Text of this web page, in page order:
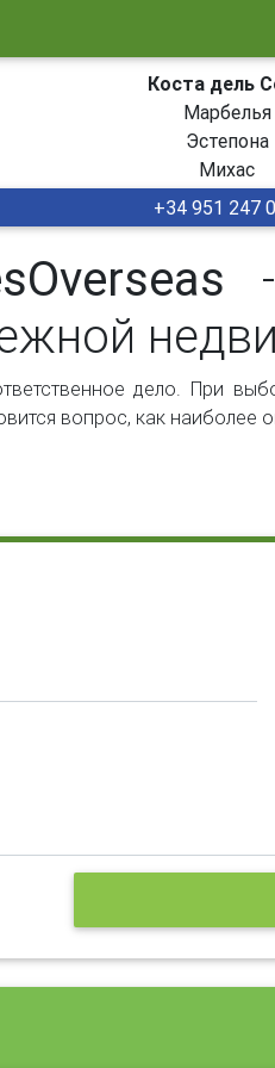
Коста дель
Марбелья
Эстепона
Михас
+34 951 247
дело. При
вопрос, как наиболее